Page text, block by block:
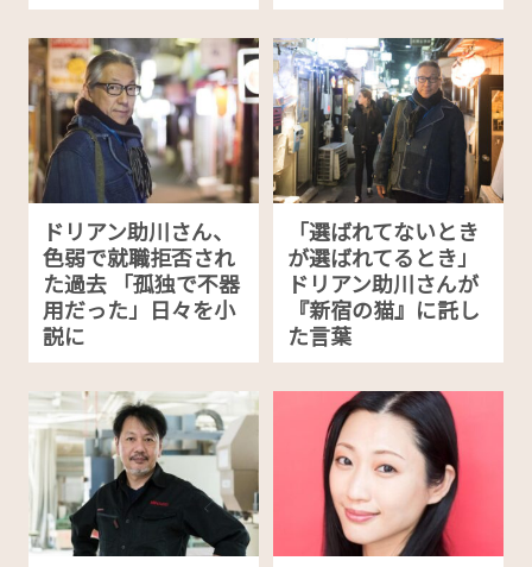
ドリアン助川さん、
色弱で就職拒否され
た過去 「孤独で不器
用だった」日々を小
説に
「選ばれてないとき
が選ばれてるとき」
ドリアン助川さんが
『新宿の猫』に託し
た言葉